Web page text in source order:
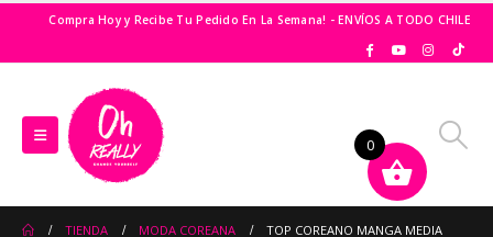
Compra Hoy y Recibe Tu Pedido En La Semana! - ENVÍOS A TODO CHILE
TIENDA MODA COREANA TOP COREANO MANGA MEDIA
0